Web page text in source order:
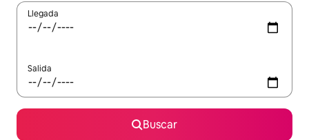
Llegada
Salida
Buscar